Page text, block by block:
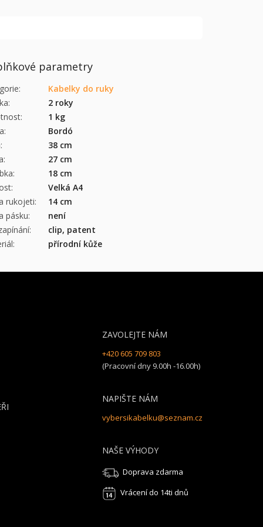
parametry
:
Kabelky do ruky
:
2 roky
:
1 kg
:
Bordó
:
38 cm
:
27 cm
:
18 cm
:
Velká A4
rukojeti:
14 cm
pásku:
není
:
clip, patent
: přírodní kůže
ZAVOLEJTE NÁM
+420 605 709 803
(Pracovní dny 9.00h -16.00h)
NAPIŠTE NÁM
vybersikabelku@seznam.cz
NAŠE VÝHODY
Doprava zdarma
Vrácení do 14ti dnů